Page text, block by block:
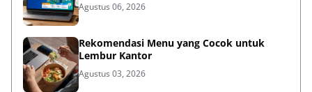
Agustus 06, 2026
Rekomendasi Menu yang Cocok untuk
Lembur Kantor
Agustus 03, 2026